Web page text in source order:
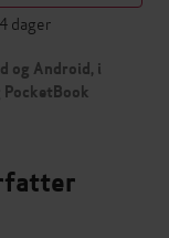
dager
og Android, i
PocketBook